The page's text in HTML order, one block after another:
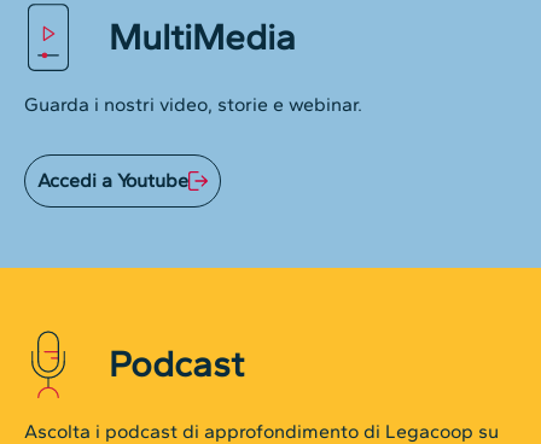
MultiMedia
Guarda i nostri video, storie e webinar.
Accedi a Youtube
Podcast
Ascolta i podcast di approfondimento di Legacoop su